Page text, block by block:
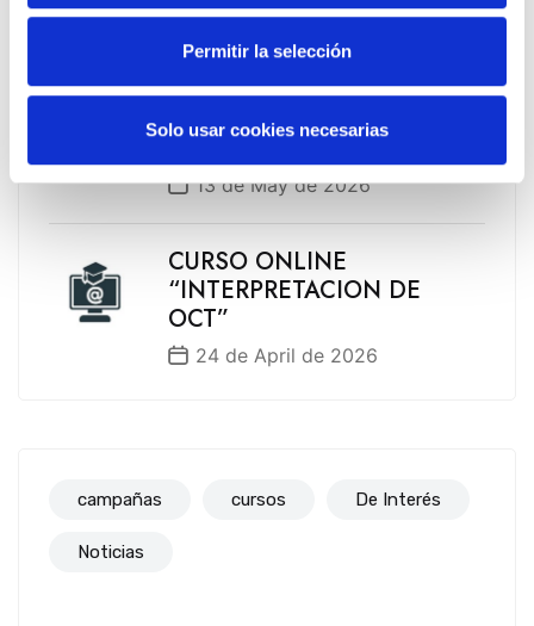
Permitir la selección
Solo usar cookies necesarias
12 de June de 2026
EVENTO EXPOFAMILY 2026
– Baluarte (Pamplona) del 15
al 17 de mayo de 2026
13 de May de 2026
CURSO ONLINE
“INTERPRETACION DE
OCT”
24 de April de 2026
campañas cursos De Interés
Noticias